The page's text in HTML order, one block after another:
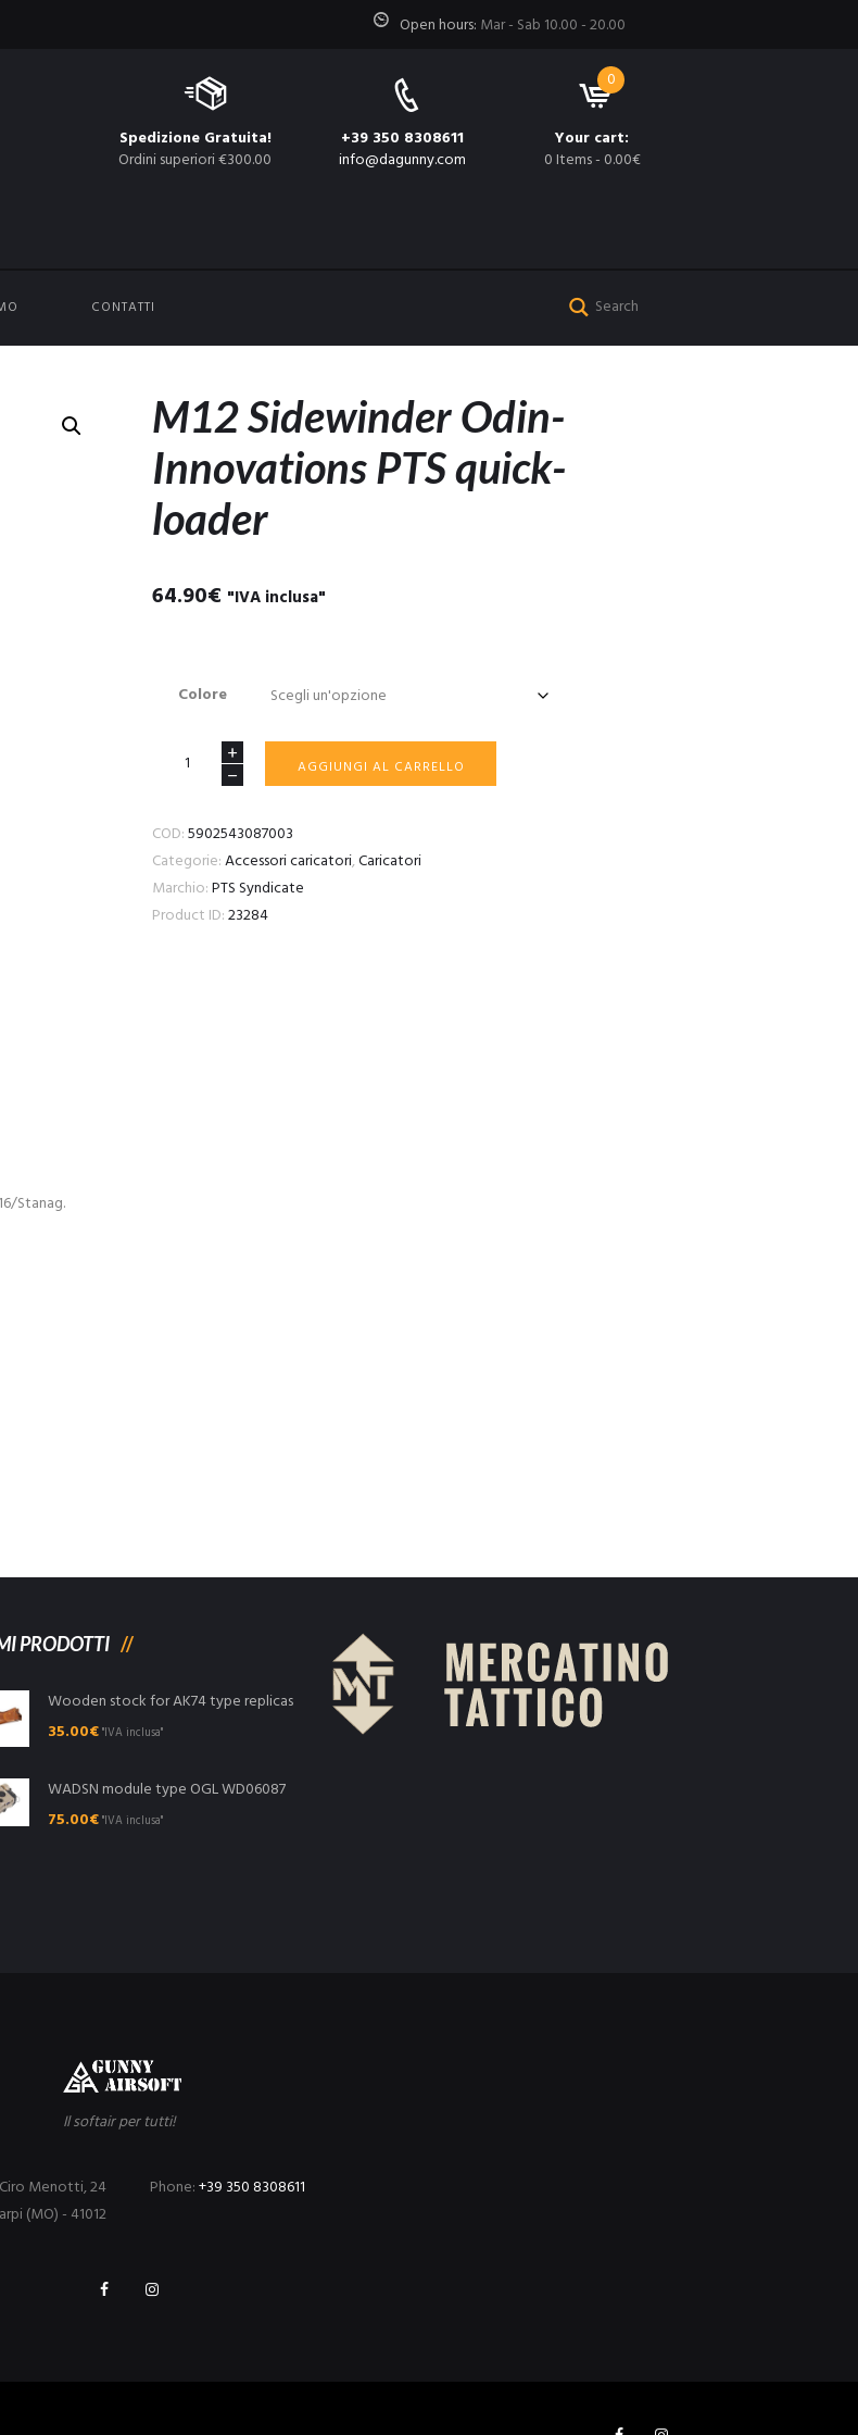
Open hours: Mar - Sab 10.00 - 20.00
Spedizione Gratuita!
Ordini superiori €300.00
+39 350 8308611
info@dagunny.com
0
Your cart:
0 Items- 0.00€
CONTATTI
M12 Sidewinder Odin-
Innovations PTS quick-
loader
64.90€ "IVA inclusa"
Colore
Sidewinder
Innovations
PTS
quick-
loader
AGGIUNGI AL CARRELLO
COD:5902543087003
Categorie:Accessori caricatori,Caricatori
Marchio:PTS Syndicate
Product ID:23284
Stanag.
PRODOTTI
Wooden stock for AK74 type replicas
35.00€"IVA inclusa"
WADSN module type OGL WD06087
75.00€"IVA inclusa"
Il softair per tutti!
Phone:+39 350 8308611
Menotti, 24
(MO) - 41012